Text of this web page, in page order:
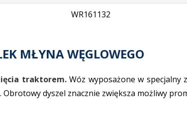
WR161132
MŁYNA WĘGLOWEGO
traktorem. Wóz wyposażone w specjalny
dyszel znacznie zwiększa możliwy